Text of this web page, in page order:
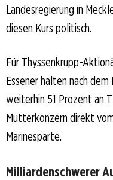
Landesregierung in
diesen Kurs politisch.
Für Thyssenkrupp-
Essener halten nach
weiterhin 51 Prozent an
Mutterkonzern direkt
Marinesparte.
Milliardenschwerer